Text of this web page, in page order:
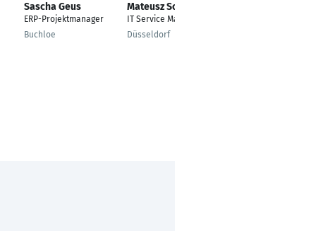
Sascha Geus
ERP-Projektmanager
Buchloe
Mateusz Sobiesiak
IT Service Manager
Düsseldorf